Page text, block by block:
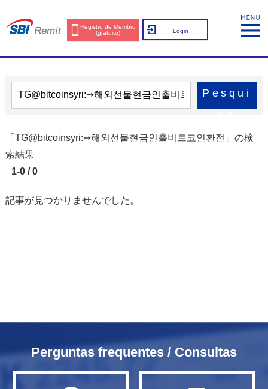
Registro de Membro
(gratuito)
Login
Pesqui
「TG@bitcoinsyri:➙해외선물현금인출비트코인환전」の検
索結果
1-0 / 0
記事が見つかりませんでした。
Perguntas frequentes / Consultas